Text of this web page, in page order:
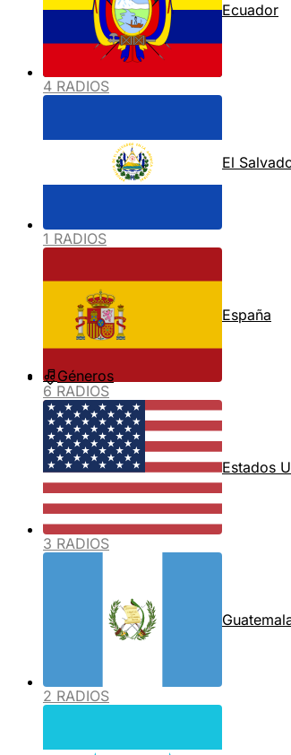
Géneros
Ecuador
4 RADIOS
El
1 RADIOS
España
6 RADIOS
Estados
3 RADIOS
2 RADIOS